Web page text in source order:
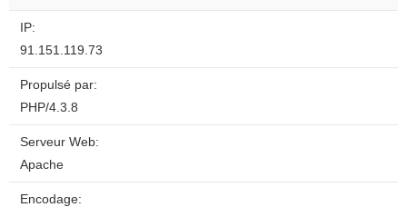
IP:
91.151.119.73
Propulsé par:
PHP/4.3.8
Serveur Web:
Apache
Encodage: